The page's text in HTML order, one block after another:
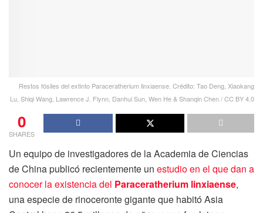
Restos fósiles del extinto Paraceratherium linxiaense. Crédito: Tao Deng, Xiaokang
Lu, Shiqi Wang, Lawrence J. Flynn, Danhui Sun, Wen He & Shanqin Chen / CC BY 4.0
0
SHARES
Un equipo de investigadores de la Academia de Ciencias
de China publicó recientemente un estudio en el que dan a
conocer la existencia del Paraceratherium linxiaense,
una especie de rinoceronte gigante que habitó Asia